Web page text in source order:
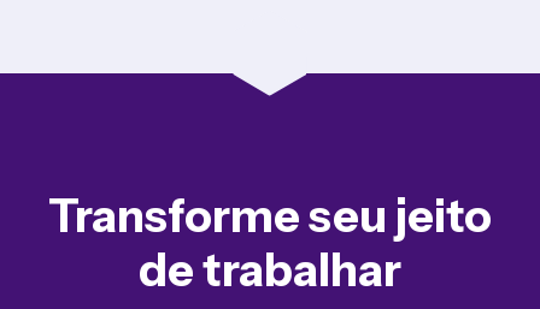
Transforme seu jeito
de trabalhar